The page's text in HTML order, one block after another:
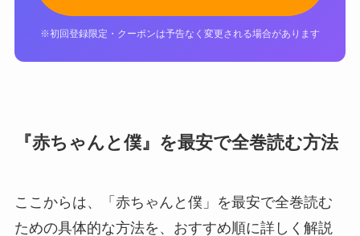
※初回登録限定・クーポンは予告なく変更される場合があります
『赤ちゃんと僕』を最安で全巻読む方法
ここからは、「赤ちゃんと僕」を最安で全巻読む
ための具体的な方法を、おすすめ順に詳しく解説